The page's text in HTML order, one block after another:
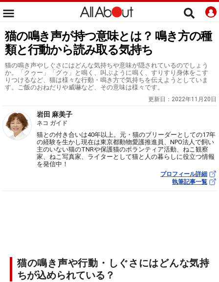
猫の鳴き声が持つ意味とは？ 鳴き方の種
類と行動から読み取る気持ち
猫の鳴き声やしぐさにはどんな気持ちや意味が隠されているのでしょう
か。「クゥー」「グゥ」と鳴く、叫ぶように鳴く、すりすり身体をこす
りつけるなど、猫は様々な行動・鳴き方で気持ちを伝えようとしていま
す。ご飯のおねだりや威嚇など、その意味は様々です。
更新日： 2022年11月20日
岩田 麻美子
ネコ ガイド
猫との付き合いは40年以上。元・猫のブリーダーとしての17年
の経験を生かし現在は東京都動物愛護推進員、NPO法人で飼い
主のいない猫のTNRや保護猫のボランティア活動、ねこ観察
家、ねこ写真家、ライターとして猫と人の暮らしに役立つ情報
を発信中！
プロフィール詳細
執筆記事一覧
猫の鳴き声や行動・しぐさにはどんな気持
ちが込められている？